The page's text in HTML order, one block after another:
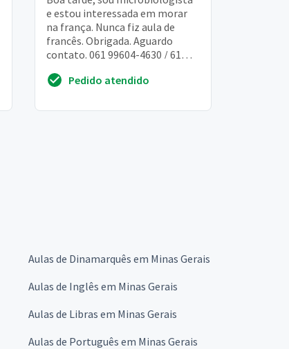
e estou interessada em morar
na frança. Nunca fiz aula de
francês. Obrigada. Aguardo
contato. 061 99604-4630 / 61
Pedido atendido
Aulas de Dinamarquês em Minas Gerais
Aulas de Inglês em Minas Gerais
Aulas de Libras em Minas Gerais
Aulas de Português em Minas Gerais